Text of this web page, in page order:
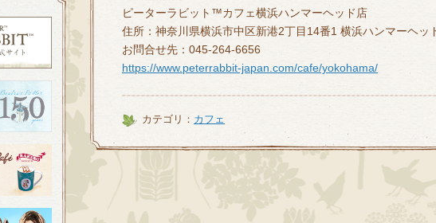
ピーターラビット™カフェ横浜ハンマーヘッド店
住所：神奈川県横浜市中区新港2丁目14番1 横浜ハンマーヘッ
お問合せ先：045-264-6656
https://www.peterrabbit-japan.com/cafe/yokohama/
カテゴリ： カフェ